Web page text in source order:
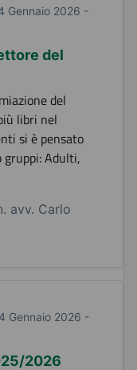
Gennaio 2026 -
del
del
libri nel
si è pensato
Adulti,
avv. Carlo
Gennaio 2026 -
2026